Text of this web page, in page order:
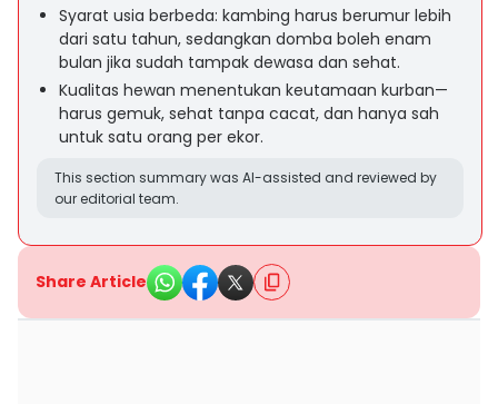
Syarat usia berbeda: kambing harus berumur lebih
dari satu tahun, sedangkan domba boleh enam
bulan jika sudah tampak dewasa dan sehat.
Kualitas hewan menentukan keutamaan kurban—
harus gemuk, sehat tanpa cacat, dan hanya sah
untuk satu orang per ekor.
This section summary was AI-assisted and reviewed by
our editorial team.
Share Article